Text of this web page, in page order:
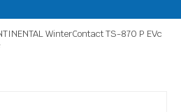
WinterContact TS-870 P EVc